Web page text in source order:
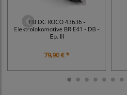
H0 DC ROCO 43636 -
Elektrolokomotive BR E41 - DB -
Ep. III
79,90 € *